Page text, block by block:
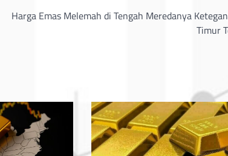
Harga Emas Melemah di Tengah Meredanya
Timur